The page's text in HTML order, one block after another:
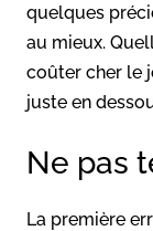
quelques
au mieux.
coûter cher le
juste en
Ne pas
La première